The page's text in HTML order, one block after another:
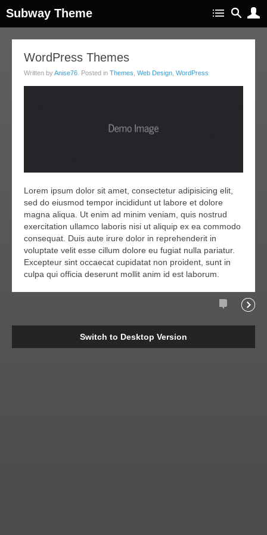
Subway Theme
WordPress Themes
Written byAnise76 . Posted in Themes Web Design WordPress
Lorem ipsum dolor sit amet, consectetur adipisicing elit,
sed do eiusmod tempor incididunt ut labore et dolore
magna aliqua. Ut enim ad minim veniam, quis nostrud
exercitation ullamco laboris nisi ut aliquip ex ea commodo
consequat. Duis aute irure dolor in reprehenderit in
voluptate velit esse cillum dolore eu fugiat nulla pariatur.
Excepteur sint occaecat cupidatat non proident, sunt in
culpa qui officia deserunt mollit anim id est laborum.
Comments
Switch to Desktop Version